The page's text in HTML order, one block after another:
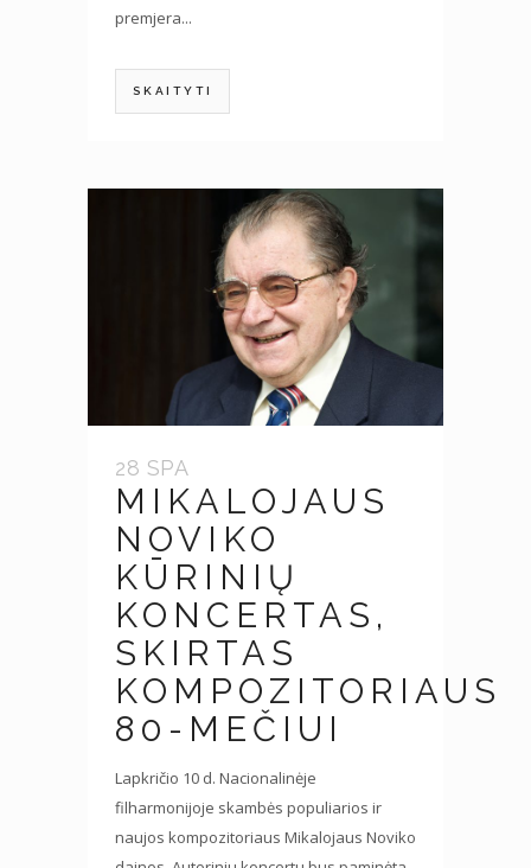
premjera...
SKAITYTI
28 SPA
MIKALOJAUS
NOVIKO
KŪRINIŲ
KONCERTAS,
SKIRTAS
KOMPOZITORIAUS
80-MEČIUI
Lapkričio 10 d. Nacionalinėje
filharmonijoje skambės populiarios ir
naujos kompozitoriaus Mikalojaus Noviko